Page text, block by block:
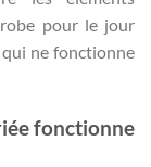
pour le jour
ne fonctionne
fonctionne